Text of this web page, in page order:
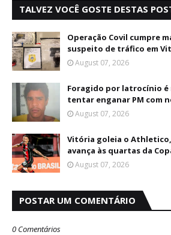
TALVEZ VOCÊ GOSTE DESTAS
Operação Covil cumpre
suspeito de tráfico em
August 07, 2026
Foragido por latrocínio
tentar enganar PM com
August 07, 2026
Vitória goleia o
avança às quartas da
August 07, 2026
POSTAR UM COMENTÁRIO
0 Comentários